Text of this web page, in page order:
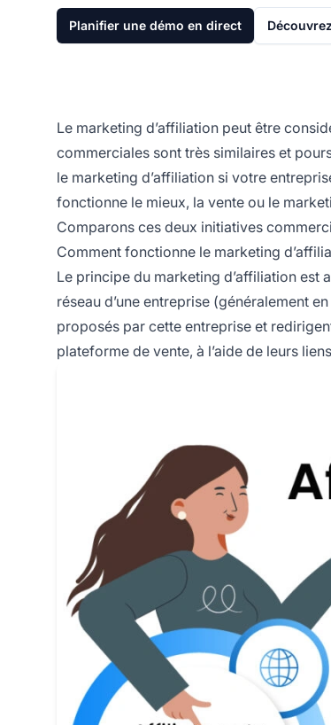
Planifier une démo en direct
Le marketing d’affiliation peut être
commerciales sont très similaires et
le marketing d’affiliation si votre
fonctionne le mieux, la vente ou le
Comparons ces deux initiatives
Comment fonctionne le marketing
Le principe du marketing d’affiliation est
réseau d’une entreprise (généralement
proposés par cette entreprise et
plateforme de vente, à l’aide de leurs